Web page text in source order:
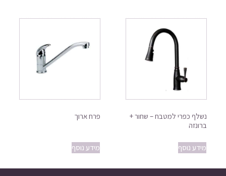
נשלף כפרי למטבח – שחור +
ברונזה
מידע נוסף
פרח ארוך
מידע נוסף